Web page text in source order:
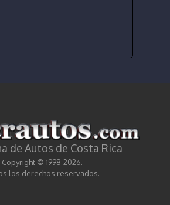
de Autos de Costa Rica
Copyright © 1998-2026.
los derechos reservados.